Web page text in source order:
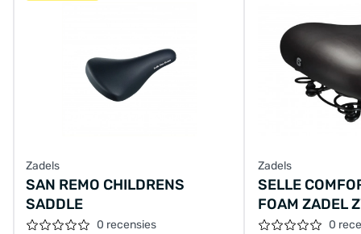
Zadels
SAN REMO CHILDRENS
SADDLE
0 recensies
Zadels
SELLE
FOAM ZADEL
INCLUSIEF0